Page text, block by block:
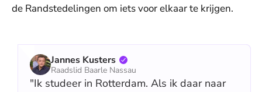
de Randstedelingen om iets voor elkaar te krijgen.
Jannes Kusters
Raadslid Baarle Nassau
"Ik studeer in Rotterdam. Als ik daar naar